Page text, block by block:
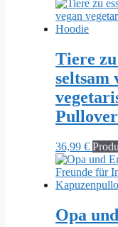
Tiere zu
seltsam
36,99 €
Opa